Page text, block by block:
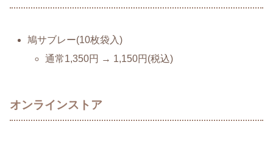
鳩サブレー(10枚袋入)
通常1,350円 → 1,150円(税込)
オンラインストア